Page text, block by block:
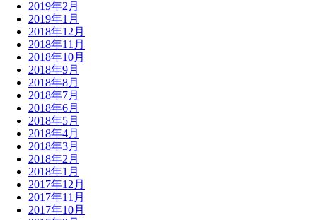
2019年2月
2019年1月
2018年12月
2018年11月
2018年10月
2018年9月
2018年8月
2018年7月
2018年6月
2018年5月
2018年4月
2018年3月
2018年2月
2018年1月
2017年12月
2017年11月
2017年10月